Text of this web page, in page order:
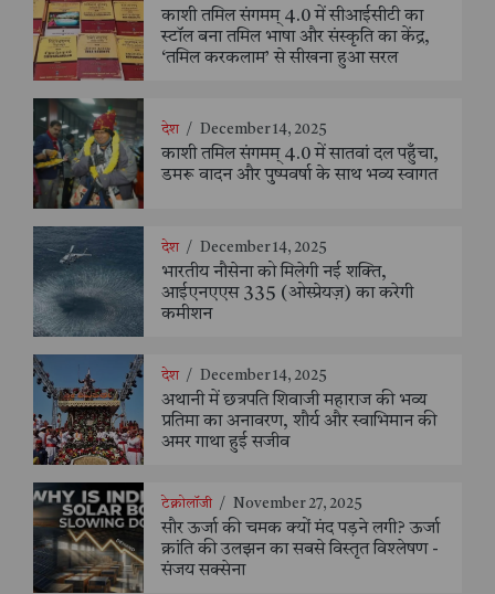
काशी तमिल संगमम् 4.0 में सीआईसीटी का
स्टॉल बना तमिल भाषा और संस्कृति का केंद्र,
‘तमिल करकलाम’ से सीखना हुआ सरल
देश / December 14, 2025
काशी तमिल संगमम् 4.0 में सातवां दल पहुँचा,
डमरू वादन और पुष्पवर्षा के साथ भव्य स्वागत
देश / December 14, 2025
भारतीय नौसेना को मिलेगी नई शक्ति,
आईएनएएस 335 (ओस्प्रेयज़) का करेगी
कमीशन
देश / December 14, 2025
अथानी में छत्रपति शिवाजी महाराज की भव्य
प्रतिमा का अनावरण, शौर्य और स्वाभिमान की
अमर गाथा हुई सजीव
टेक्नोलॉजी / November 27, 2025
सौर ऊर्जा की चमक क्यों मंद पड़ने लगी? ऊर्जा
क्रांति की उलझन का सबसे विस्तृत विश्लेषण -
संजय सक्सेना